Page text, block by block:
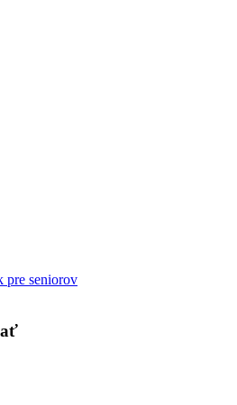
pre seniorov